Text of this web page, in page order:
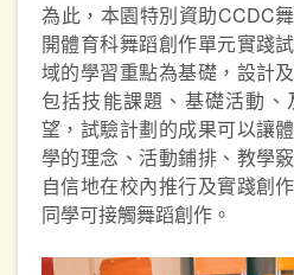
為此，本園特別資助CCDC
開體育科舞蹈創作單元實踐
域的學習重點為基礎，設計
包括技能課題、基礎活動
望，試驗計劃的成果可以讓
學的理念、活動鋪排、教學
自信地在校內推行及實踐創
同學可接觸舞蹈創作。